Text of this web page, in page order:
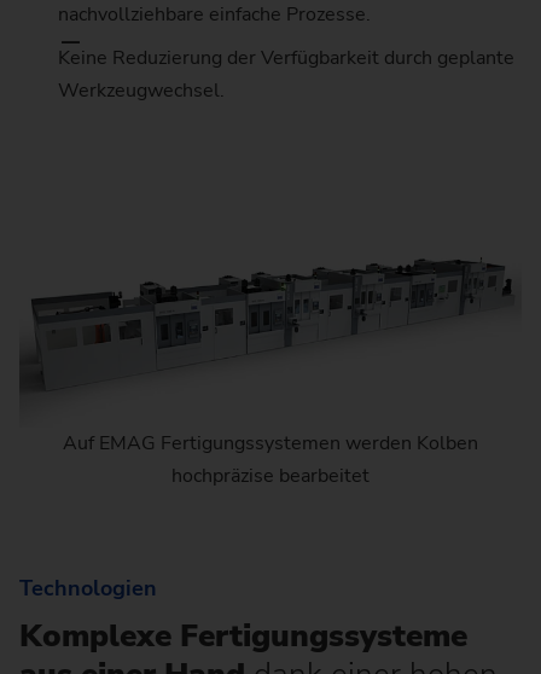
nachvollziehbare einfache Prozesse.
Keine Reduzierung der Verfügbarkeit durch geplante
Werkzeugwechsel.
Auf EMAG Fertigungssystemen werden Kolben
hochpräzise bearbeitet
Technologien
Komplexe Fertigungssysteme